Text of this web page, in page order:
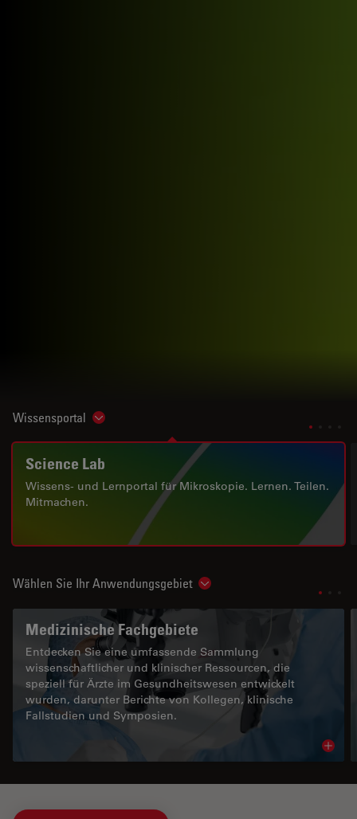
Wissensportal Show subnavigation
Science Lab
Wissens- und Lernportal für Mikroskopie. Lernen. Teilen.
Mitmachen.
Wählen Sie Ihr Anwendungsgebiet Show subnavigation
Medizinische Fachgebiete
Entdecken Sie eine umfassende Sammlung
wissenschaftlicher und klinischer Ressourcen, die
speziell für Ärzte im Gesundheitswesen entwickelt
wurden, darunter Berichte von Kollegen, klinische
Fallstudien und Symposien.